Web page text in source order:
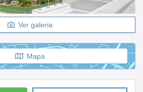
Ver galeria
Mapa